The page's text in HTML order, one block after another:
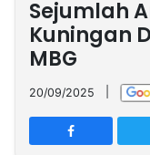
Nasional
International
Olahraga
Entertainment
Daerah
Pariwisata
Kuliner
Kolom
Network
PT
TREETAN
Sejumlah
Kuningan
MBG
20/09/2025